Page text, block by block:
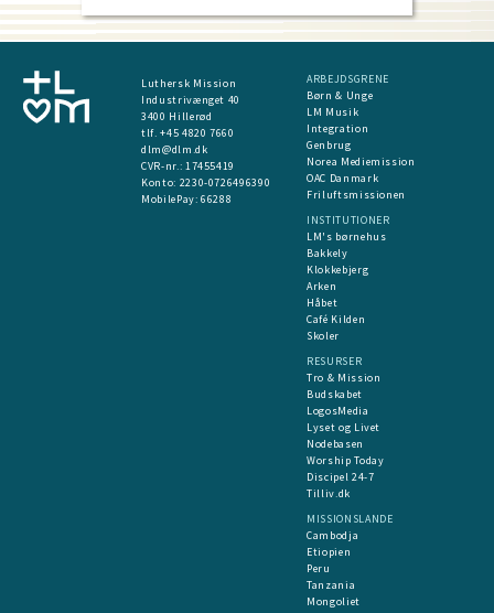
Luthersk Mission
Industrivænget 40
3400 Hillerød
tlf. +45 4820 7660
dlm@dlm.dk
CVR-nr.: 17455419
​Konto: 2230-0726496390
MobilePay:66288
ARBEJDSGRENE
Børn & Unge
LM Musik
Integration
Genbrug
Norea Mediemission
OAC Danmark
Friluftsmissionen
INSTITUTIONER
LM's børnehus
Bakkely
Klokkebjerg
Arken
Håbet
Café Kilden
Skoler
RESURSER
Tro & Mission
Budskabet
LogosMedia
Lyset og Livet
Nodebasen
Worship Today
Discipel 24-7
Tilliv.dk
MISSIONSLANDE
Cambodja
Etiopien
Peru
Tanzania
Mongoliet